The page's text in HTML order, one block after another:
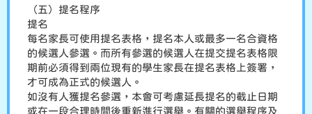
（五）提名程序
提名
每名家長可使用提名表格，提名本人或最多一名合資格
的候選人參選。而所有參選的候選人在提交提名表格限
期前必須得到兩位現有的學生家長在提名表格上簽署，
才可成為正式的候選人。
如沒有人獲提名參選，本會可考慮延長提名的截止日期
或在一段合理時間後重新進行選舉。有關的選舉程序及